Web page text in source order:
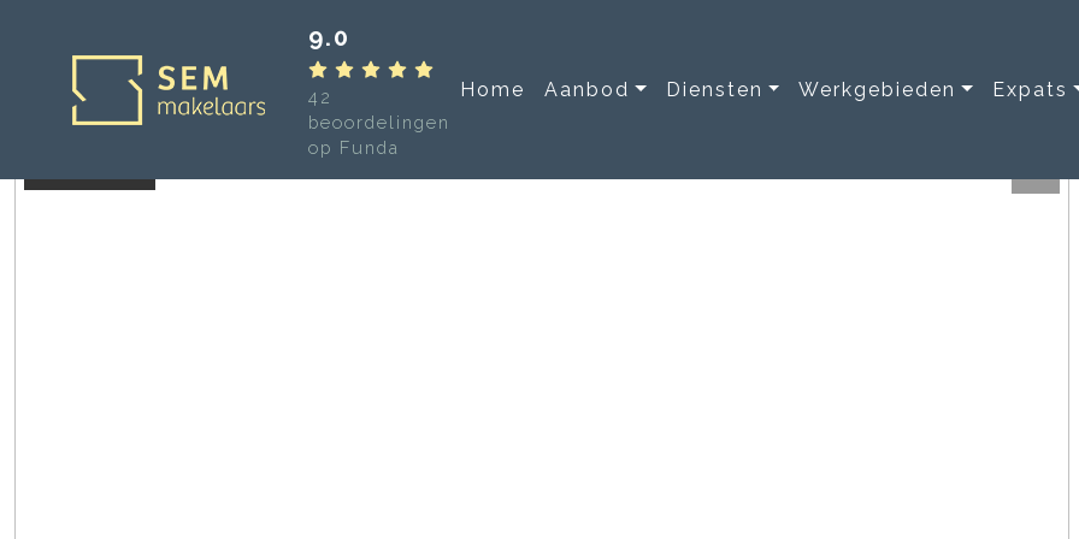
9.0
42
beoordelingen
op Funda
Home Aanbod Diensten Werkgebieden Expats